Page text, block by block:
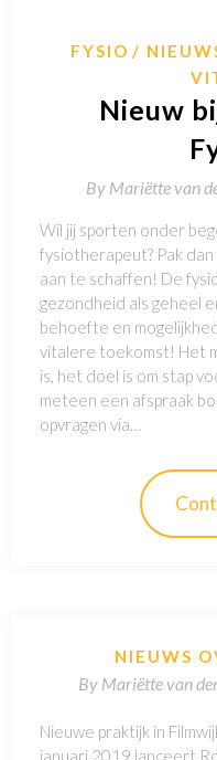
FYSIO
Nieuw
By Mariëtte van
Wil jij sporten onder
fysiotherapeut? Pak
aan te schaffen! De
gezondheid als geheel
behoefte en
vitalere toekomst! Het
is, het doel is om stap
meteen een afspraak
opvragen via…
NIEUWS
By Mariëtte van
Nieuwe praktijk in
januari 2019 lanceert